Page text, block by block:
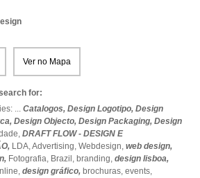
Ver no Mapa
for:
... Catalogos, Design Logotipo, Design
Design Objecto, Design Packaging, Design
DRAFT FLOW - DESIGN E
LDA,Advertising, Webdesign, web design,
Fotografia, Brazil, branding, design lisboa,
design gráfico, brochuras, events,